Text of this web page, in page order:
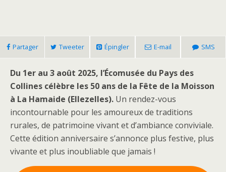
Partager Tweeter Épingler E-mail SMS
Du 1er au 3 août 2025, l’Écomusée du Pays des
Collines célèbre les 50 ans de la Fête de la Moisson
à La Hamaide (Ellezelles). Un rendez-vous
incontournable pour les amoureux de traditions
rurales, de patrimoine vivant et d’ambiance conviviale.
Cette édition anniversaire s’annonce plus festive, plus
vivante et plus inoubliable que jamais !